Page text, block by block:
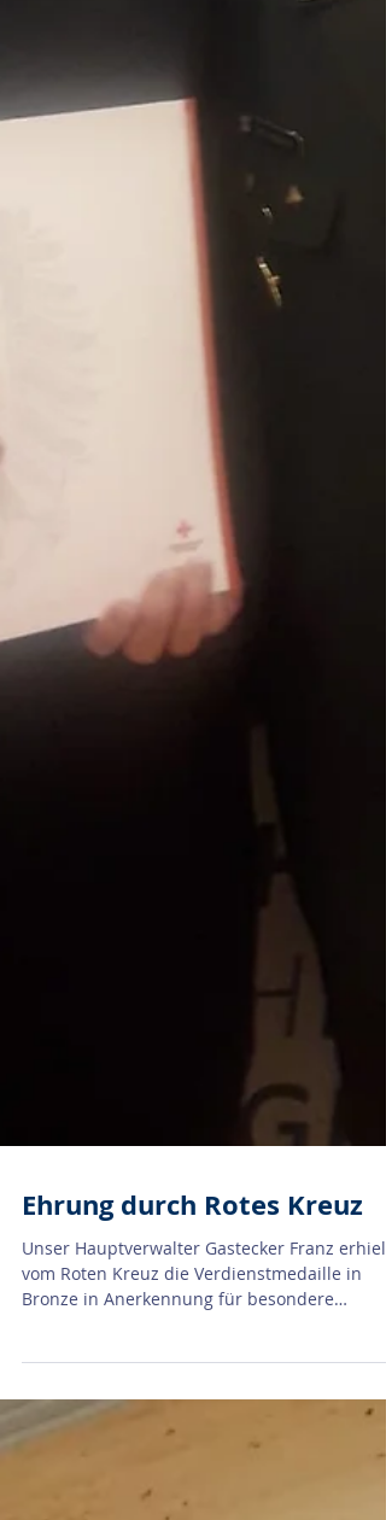
Ehrung durch Rotes Kreuz
Unser Hauptverwalter Gastecker Franz erhielt
Bronze in Anerkennung für besondere